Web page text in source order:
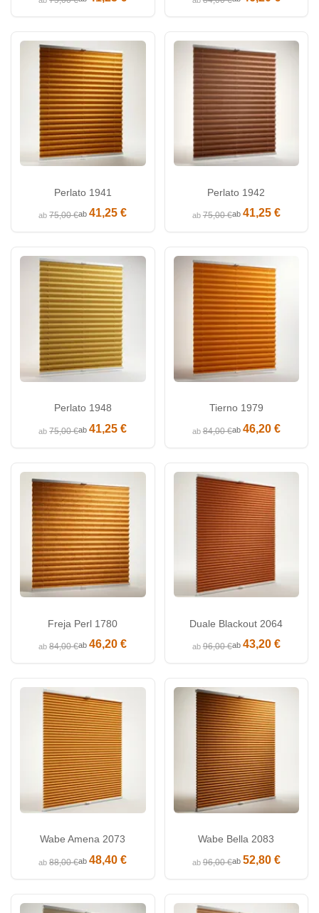
Perlato 1941
ab75,00 €ab41,25 €
Perlato 1942
ab75,00 €ab 41,25 €
Perlato 1948
ab75,00 €ab41,25 €
Tierno 1979
ab84,00 €ab 46,20 €
Freja Perl 1780
ab84,00 €ab46,20 €
Duale Blackout 2064
ab96,00 €ab 43,20 €
Wabe Amena 2073
ab88,00 €ab48,40 €
Wabe Bella 2083
ab96,00 €ab 52,80 €